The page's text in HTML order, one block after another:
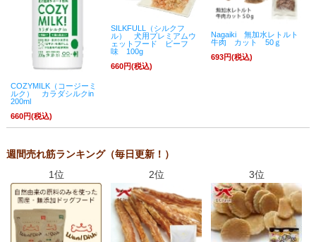
COZYMILK（コージーミ
ルク） カラダシルクin
200ml
660円(税込)
SILKFULL（シルクフ
ル） 犬用プレミアムウ
ェットフード ビーフ
味 100g
660円(税込)
Nagaiki 無加水レトルト
牛肉 カット 50ｇ
693円(税込)
週間売れ筋ランキング（毎日更新！）
1位
2位 3位